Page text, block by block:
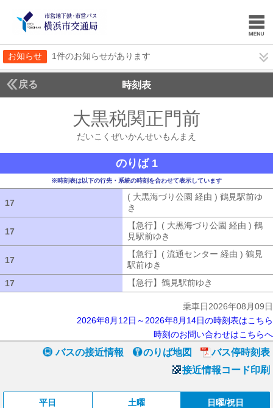
お知らせ 1件のお知らせがあります
戻る 時刻表
大黒税関正門前
だいこくぜいかんせいもんまえ
のりば 1
※時刻表は以下の行先・系統の時刻を合わせて表示しています
17
( 大黒海づり公園 経由 ) 鶴見駅前ゆ
き
17
【急行】( 大黒海づり公園 経由 ) 鶴
見駅前ゆき
17
【急行】( 流通センター 経由 ) 鶴見
駅前ゆき
17
【急行】鶴見駅前ゆき
乗車日2026年08月09日
2026年8月12日～2026年8月14日の時刻表はこちら
時刻のお問い合わせはこちらへ
バスの接近情報 のりば地図
バス停時刻表
接近情報コード印刷
平日 土曜 日曜/祝日